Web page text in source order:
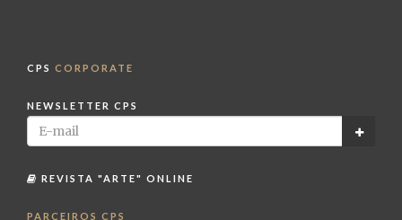
CPS CORPORATE
NEWSLETTER CPS
REVISTA "ARTE" ONLINE
PARCEIROS CPS